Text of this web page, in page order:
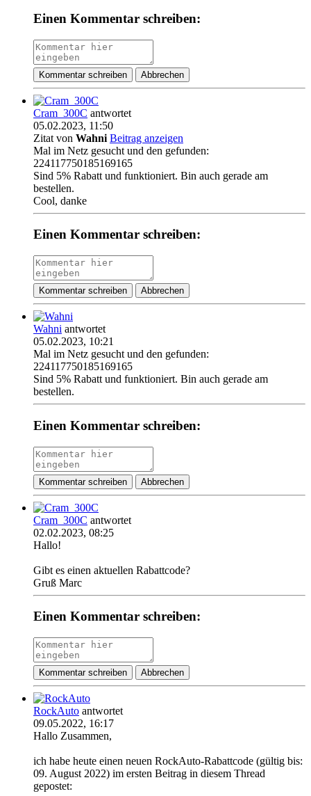
Einen Kommentar schreiben:
Kommentar schreiben Abbrechen
Cram_300C antwortet
05.02.2023, 11:50
Zitat von Wahni Beitrag anzeigen
Mal im Netz gesucht und den gefunden:
224117750185169165
Sind 5% Rabatt und funktioniert. Bin auch gerade am
bestellen.
Cool, danke
Einen Kommentar schreiben:
Kommentar schreiben Abbrechen
Wahni antwortet
05.02.2023, 10:21
Mal im Netz gesucht und den gefunden:
224117750185169165
Sind 5% Rabatt und funktioniert. Bin auch gerade am
bestellen.
Einen Kommentar schreiben:
Kommentar schreiben Abbrechen
Cram_300C antwortet
02.02.2023, 08:25
Hallo!
Gibt es einen aktuellen Rabattcode?
Gruß Marc
Einen Kommentar schreiben:
Kommentar schreiben Abbrechen
RockAuto antwortet
09.05.2022, 16:17
Hallo Zusammen,
ich habe heute einen neuen RockAuto-Rabattcode (gültig bis:
09. August 2022) im ersten Beitrag in diesem Thread
gepostet: